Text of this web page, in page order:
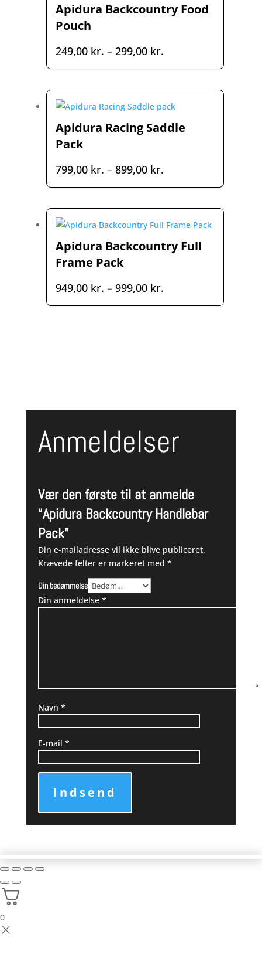
Apidura Backcountry Food
Pouch
249,00 kr. – 299,00 kr.
249,00 kr.
Apidura Racing Saddle
Pack
799,00 kr. – 899,00 kr.
799,00 kr.
Apidura Backcountry Full
Frame Pack
949,00 kr. – 999,00 kr.
949,00 kr.
Anmeldelser
Vær den første til at anmelde
“Apidura Backcountry Handlebar
Pack”
Din e-mailadresse vil ikke blive publiceret.
Krævede felter er markeret med *
Din bedømmelse
Din anmeldelse *
Navn *
E-mail *
Indsend
0